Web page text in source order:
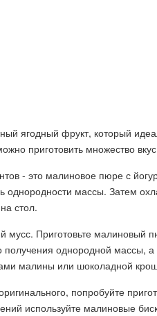
ягодный фрукт, который
приготовить множество
- это малиновое пюре с
однородности массы. Затем
стол.
Приготовьте малиновый
однородной массы, а
малины или шоколадной
попробуйте
используйте малиновые